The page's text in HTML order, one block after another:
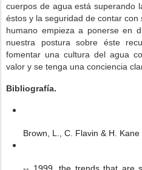
cuerpos de agua está superando
éstos y la seguridad de contar
humano empieza a ponerse en
nuestra postura sobre éste
fomentar una cultura del agua
valor y se tenga una conciencia
Bibliografía.
Brown, L., C. Flavin & H. Kane